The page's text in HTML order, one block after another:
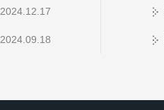
2024.12.17
2024.09.18